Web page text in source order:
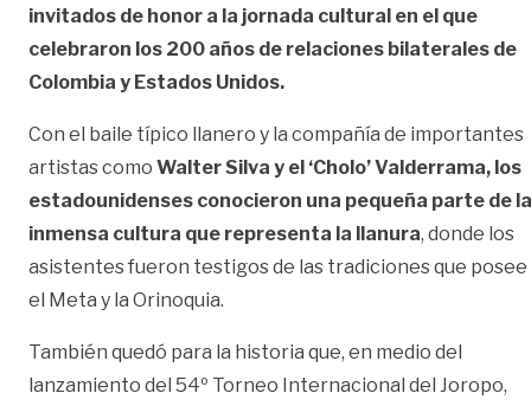
invitados de honor a la jornada cultural en el que
celebraron los 200 años de relaciones bilaterales de
Colombia y Estados Unidos.
Con el baile típico llanero y la compañía de importantes
artistas como Walter Silva y el ‘Cholo’ Valderrama, los
estadounidenses conocieron una pequeña parte de la
inmensa cultura que representa la llanura, donde los
asistentes fueron testigos de las tradiciones que posee
el Meta y la Orinoquia.
También quedó para la historia que, en medio del
lanzamiento del 54º Torneo Internacional del Joropo,